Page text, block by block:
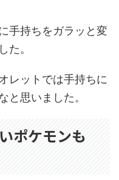
手持ちをガラッと変
た。
レットでは手持ちに
と思いました。
ポケモンも